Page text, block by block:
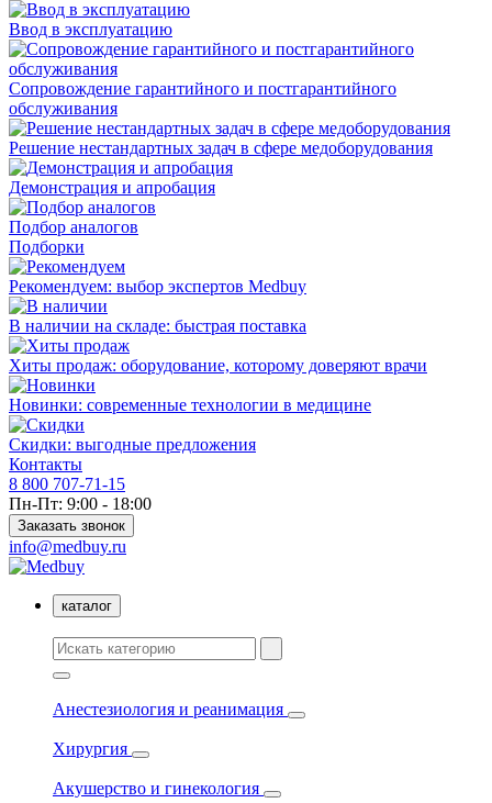
Ввод в эксплуатацию
Сопровождение гарантийного и постгарантийного
обслуживания
Решение нестандартных задач в сфере медоборудования
Демонстрация и апробация
Подбор аналогов
Подборки
Рекомендуем: выбор экспертов Medbuy
В наличии на складе: быстрая поставка
Хиты продаж: оборудование, которому доверяют врачи
Новинки: современные технологии в медицине
Скидки: выгодные предложения
Контакты
8 800 707-71-15
Пн-Пт: 9:00 - 18:00
Заказать звонок
info@medbuy.ru
каталог
Анестезиология и реанимация
Хирургия
Акушерство и гинекология